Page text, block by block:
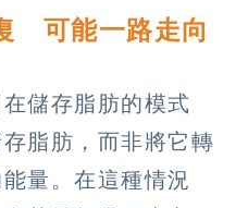
可能一路走向
儲存脂肪的模式
脂肪，而非將它轉
量。在這種情況